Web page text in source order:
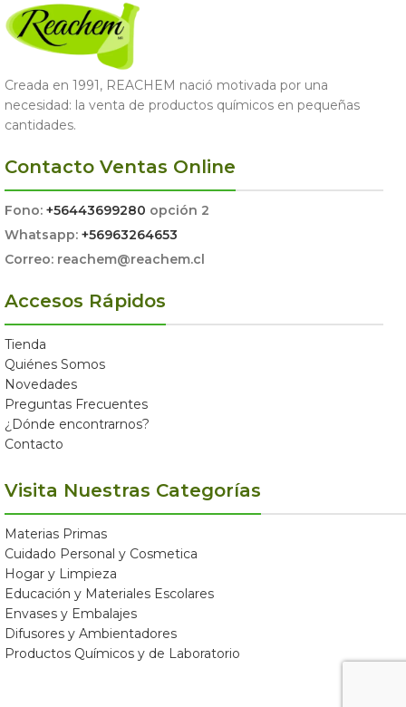
Creada en 1991, REACHEM nació motivada por una
necesidad: la venta de productos químicos en pequeñas
cantidades.
Contacto Ventas Online
Fono: +56443699280 opción 2
Whatsapp: +56963264653
Correo: reachem@reachem.cl
Accesos Rápidos
Tienda
Quiénes Somos
Novedades
Preguntas Frecuentes
¿Dónde encontrarnos?
Contacto
Visita Nuestras Categorías
Materias Primas
Cuidado Personal y Cosmetica
Hogar y Limpieza
Educación y Materiales Escolares
Envases y Embalajes
Difusores y Ambientadores
Productos Químicos y de Laboratorio